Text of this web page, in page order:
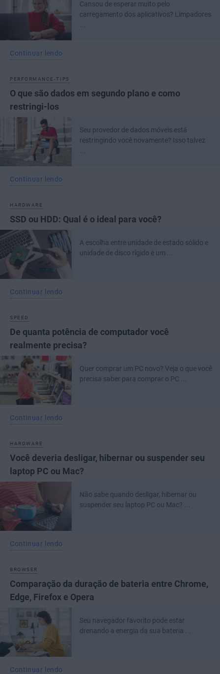
Cansou de esperar muito pelo
carregamento dos aplicativos? Limpadores
Continuar lendo
PERFORMANCE-TIPS
O que são dados em segundo plano e como
restringi-los
Seu provedor de dados móveis está
restringindo você novamente? Isso talvez
Continuar lendo
HARDWARE
SSD ou HDD: Qual é o ideal para você?
A escolha entre unidade de estado sólido e
unidade de disco rígido é um ...
Continuar lendo
SPEED
De quanta potência de computador você
realmente precisa?
Quer comprar um PC novo? Veja o que você
precisa saber para comprar o PC ...
Continuar lendo
HARDWARE
Você deveria desligar, hibernar ou suspender seu
laptop PC ou Mac?
Não sabe quando desligar, hibernar ou
suspender seu laptop PC ou Mac? ...
Continuar lendo
BROWSER
Comparação da duração de bateria entre Chrome,
Edge, Firefox e Opera
Seu navegador favorito pode estar
drenando a energia da sua bateria ...
Continuar lendo